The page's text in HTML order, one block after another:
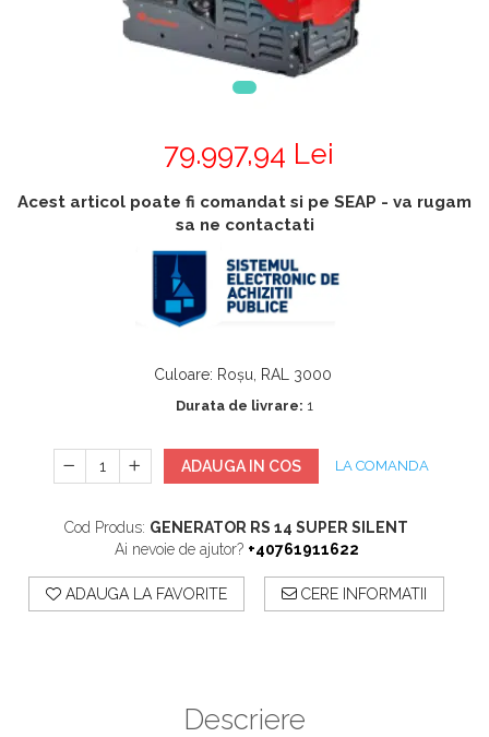
Aparate de respirat autonome
Accesorii generatoare
Accesorii De Trecere A Apei Si
Furtunuri si accesorii
Detectoare De Gaze
Accesorii detectare de gaz
Dispozitive De Masurare
Pulberi De Stingere
Stingatoare
Accesorii stingatoare, paturi si accesorii
antifoc
79.997,94 Lei
Acest articol poate fi comandat si pe SEAP - va rugam
sa ne contactati
Culoare: Roșu, RAL 3000
Durata de livrare: 1
ADAUGA IN COS LA COMANDA
Cod Produs: GENERATOR RS 14 SUPER SILENT
Ai nevoie de ajutor? +40761911622
ADAUGA LA FAVORITE CERE INFORMATII
Descriere